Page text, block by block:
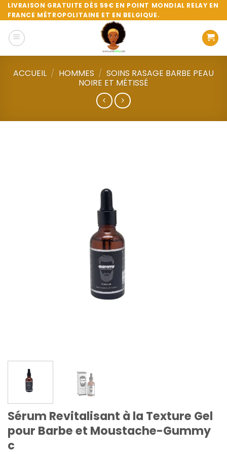
Passer
au
contenu
LIVRAISON GRATUITE DÈS 59€ EN POINT MONDIAL RELAY EN
FRANCE MÉTROPOLITAINE ET EN BELGIQUE.
ACCUEIL / HOMMES / SOINS RASAGE BARBE PEAU
NOIRE ET MÉTISSÉ
Sérum Revitalisant à la Texture Gel
pour Barbe et Moustache-Gummy
c